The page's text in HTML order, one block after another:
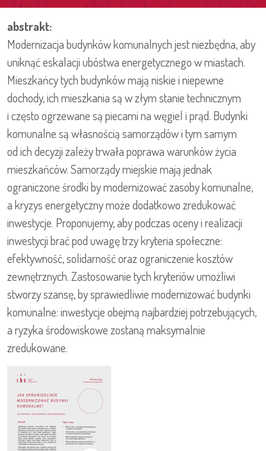
abstrakt:
Modernizacja budynków komunalnych jest niezbędna, aby
uniknąć eskalacji ubóstwa energetycznego w miastach.
Mieszkańcy tych budynków mają niskie i niepewne
dochody, ich mieszkania są w złym stanie technicznym
i często ogrzewane są piecami na węgiel i prąd. Budynki
komunalne są własnością samorządów i tym samym
od ich decyzji zależy trwała poprawa warunków życia
mieszkańców. Samorządy miejskie mają jednak
ograniczone środki by modernizować zasoby komunalne,
a kryzys energetyczny może dodatkowo zredukować
inwestycje. Proponujemy, aby podczas oceny i realizacji
inwestycji brać pod uwagę trzy kryteria społeczne:
efektywność, solidarność oraz ograniczenie kosztów
zewnętrznych. Zastosowanie tych kryteriów umożliwi
stworzy szansę, by sprawiedliwie modernizować budynki
komunalne: inwestycje obejmą najbardziej potrzebujących,
a ryzyka środowiskowe zostaną maksymalnie
zredukowane.